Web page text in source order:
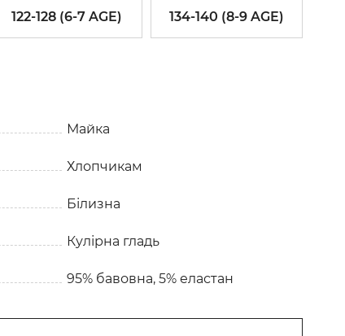
122-128 (6-7 AGE) 134-140 (8-9 AGE)
Майка
Хлопчикам
Білизна
Кулірна гладь
95% бавовна, 5% еластан